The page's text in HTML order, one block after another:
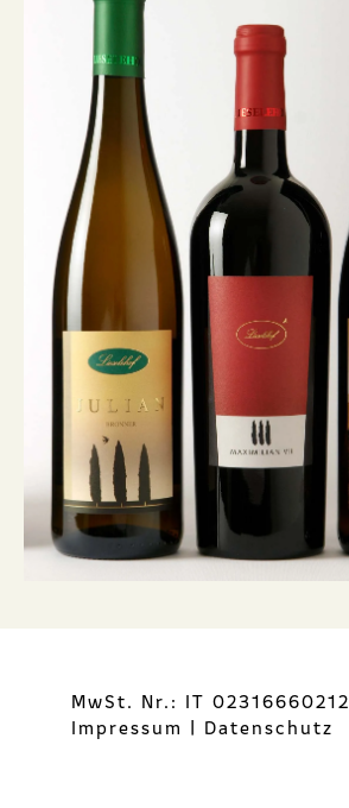
MwSt. Nr.: IT 02316660212
Impressum | Datenschutz